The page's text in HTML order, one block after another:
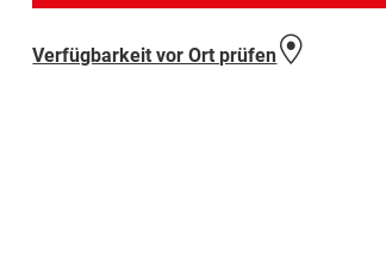
Verfügbarkeit vor Ort prüfen